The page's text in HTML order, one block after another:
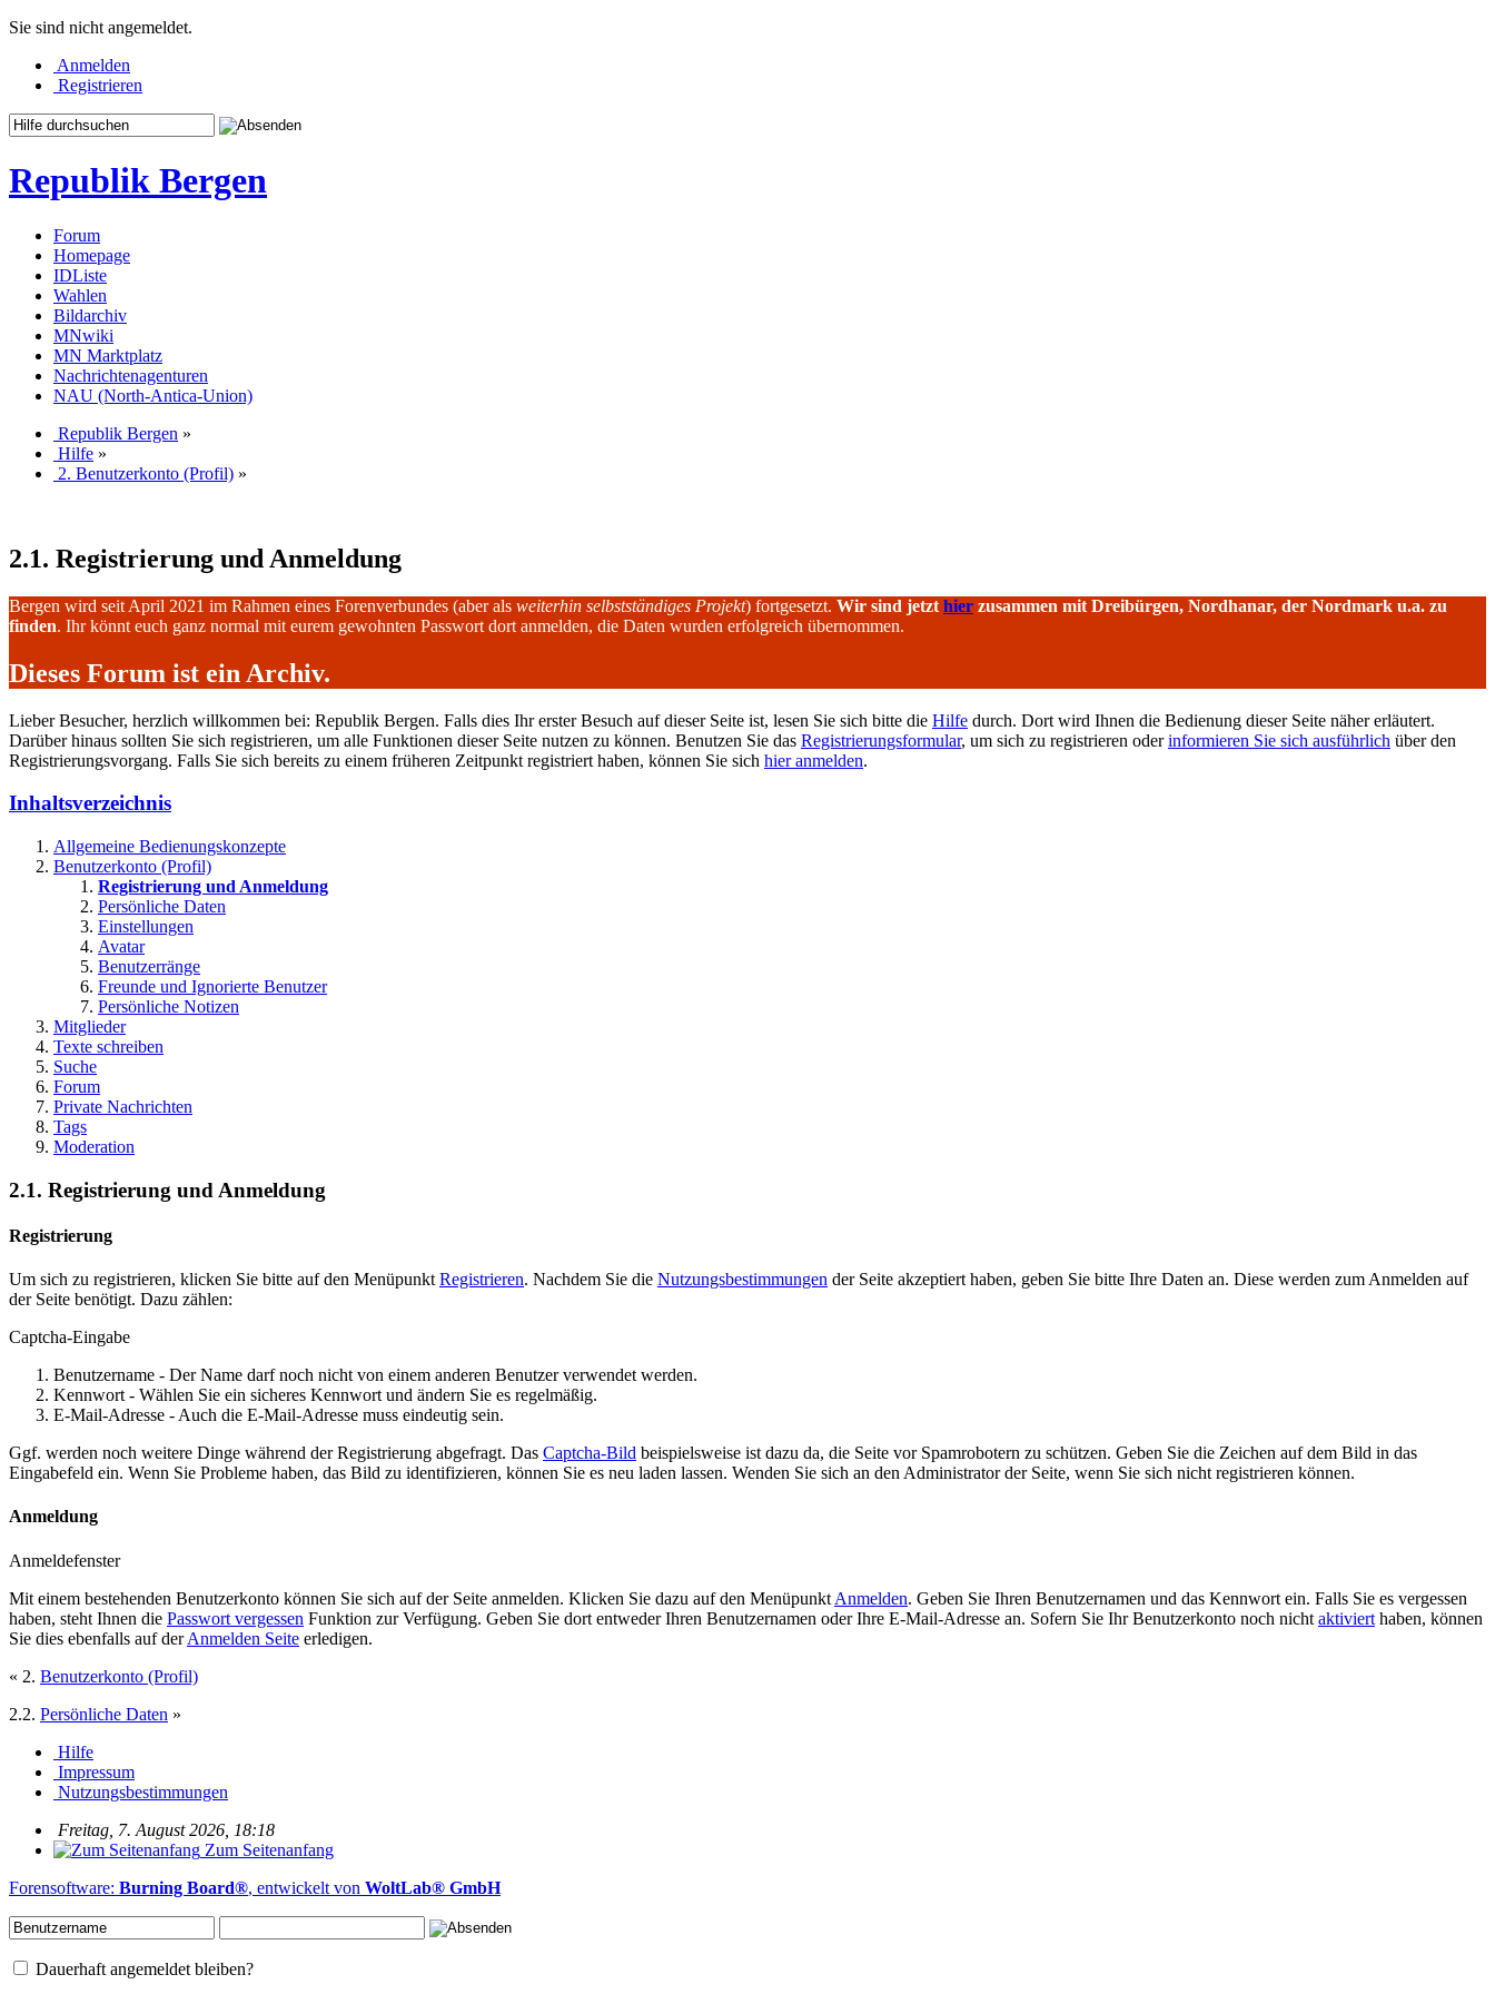
Sie sind nicht angemeldet.
Anmelden
Registrieren
Republik Bergen
Forum
Homepage
IDListe
Wahlen
Bildarchiv
MNwiki
MN Marktplatz
Nachrichtenagenturen
NAU (North-Antica-Union)
Republik Bergen »
Hilfe »
2. Benutzerkonto (Profil) »
2.1. Registrierung und Anmeldung
Bergen wird seit April 2021 im Rahmen eines Forenverbundes (aber als weiterhin selbstständiges Projekt) fortgesetzt. Wir sind jetzt hier zusammen mit Dreibürgen, Nordhanar, der Nordmark u.a. zu
finden. Ihr könnt euch ganz normal mit eurem gewohnten Passwort dort anmelden, die Daten wurden erfolgreich übernommen.
Dieses Forum ist ein Archiv.
Lieber Besucher, herzlich willkommen bei: Republik Bergen. Falls dies Ihr erster Besuch auf dieser Seite ist, lesen Sie sich bitte die Hilfe durch. Dort wird Ihnen die Bedienung dieser Seite näher erläutert.
Darüber hinaus sollten Sie sich registrieren, um alle Funktionen dieser Seite nutzen zu können. Benutzen Sie das Registrierungsformular, um sich zu registrieren oderinformieren Sie sich ausführlich über den
Registrierungsvorgang. Falls Sie sich bereits zu einem früheren Zeitpunkt registriert haben, können Sie sich hier anmelden.
Inhaltsverzeichnis
Allgemeine Bedienungskonzepte
Benutzerkonto (Profil)
Registrierung und Anmeldung
Persönliche Daten
Einstellungen
Avatar
Benutzerränge
Freunde und Ignorierte Benutzer
Persönliche Notizen
Mitglieder
Texte schreiben
Suche
Forum
Private Nachrichten
Tags
Moderation
2.1. Registrierung und Anmeldung
Registrierung
Um sich zu registrieren, klicken Sie bitte auf den Menüpunkt Registrieren. Nachdem Sie die Nutzungsbestimmungen der Seite akzeptiert haben, geben Sie bitte Ihre Daten an. Diese werden zum Anmelden auf
der Seite benötigt. Dazu zählen:
Captcha-Eingabe
Benutzername - Der Name darf noch nicht von einem anderen Benutzer verwendet werden.
Kennwort - Wählen Sie ein sicheres Kennwort und ändern Sie es regelmäßig.
E-Mail-Adresse - Auch die E-Mail-Adresse muss eindeutig sein.
Ggf. werden noch weitere Dinge während der Registrierung abgefragt. Das Captcha-Bild beispielsweise ist dazu da, die Seite vor Spamrobotern zu schützen. Geben Sie die Zeichen auf dem Bild in das
Eingabefeld ein. Wenn Sie Probleme haben, das Bild zu identifizieren, können Sie es neu laden lassen. Wenden Sie sich an den Administrator der Seite, wenn Sie sich nicht registrieren können.
Anmeldung
Anmeldefenster
Mit einem bestehenden Benutzerkonto können Sie sich auf der Seite anmelden. Klicken Sie dazu auf den Menüpunkt Anmelden. Geben Sie Ihren Benutzernamen und das Kennwort ein. Falls Sie es vergessen
haben, steht Ihnen die Passwort vergessen Funktion zur Verfügung. Geben Sie dort entweder Ihren Benutzernamen oder Ihre E-Mail-Adresse an. Sofern Sie Ihr Benutzerkonto noch nicht aktiviert haben, können
Sie dies ebenfalls auf derAnmelden Seite erledigen.
« 2. Benutzerkonto (Profil)
2.2. Persönliche Daten »
Hilfe
Impressum
Nutzungsbestimmungen
Freitag, 7. August 2026, 18:18
Zum Seitenanfang
Forensoftware: Burning Board®, entwickelt von WoltLab® GmbH
Dauerhaft angemeldet bleiben?